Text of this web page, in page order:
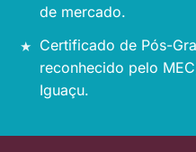
de mercado.
Certificado de Pós-
reconhecido pelo
Iguaçu.